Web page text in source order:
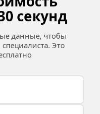
секунд
данные, чтобы
Это